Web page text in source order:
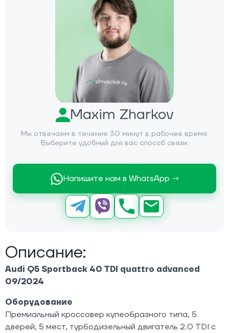
Maxim Zharkov
Мы отвечаем в течение 30 минут в рабочее время.
Выберите удобный для вас способ связи.
Напишите нам в WhatsApp →
Описание:
Audi Q5 Sportback 40 TDI quattro advanced
09/2024
Оборудование
Премиальный кроссовер купеобразного типа, 5
дверей, 5 мест, турбодизельный двигатель 2.0 TDI с